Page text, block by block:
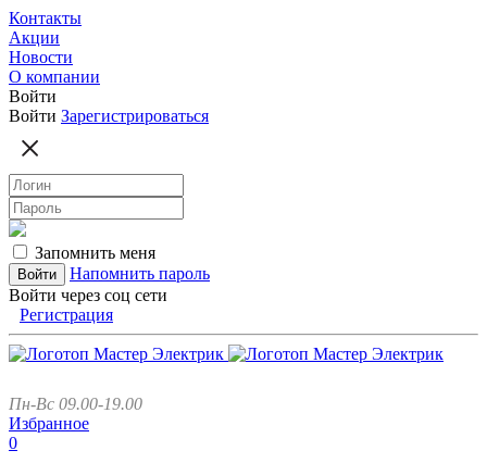
Контакты
Акции
Новости
О компании
Войти
Войти Зарегистрироваться
Запомнить меня
Напомнить пароль
Войти через соц сети
Регистрация
Пн-Вс 09.00-19.00
Избранное
0